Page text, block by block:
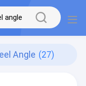
Angle (27)